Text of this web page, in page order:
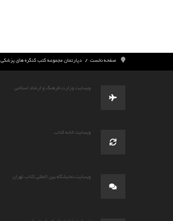
صفحه نخست دپارتمان مجموعه کتب کنگره های پزشکی
وبسایت وزارت فرهنگ و ارشاد اسلامی
وبسایت خانه کتاب
وبسایت نمایشگاه بین المللی کتاب تهران